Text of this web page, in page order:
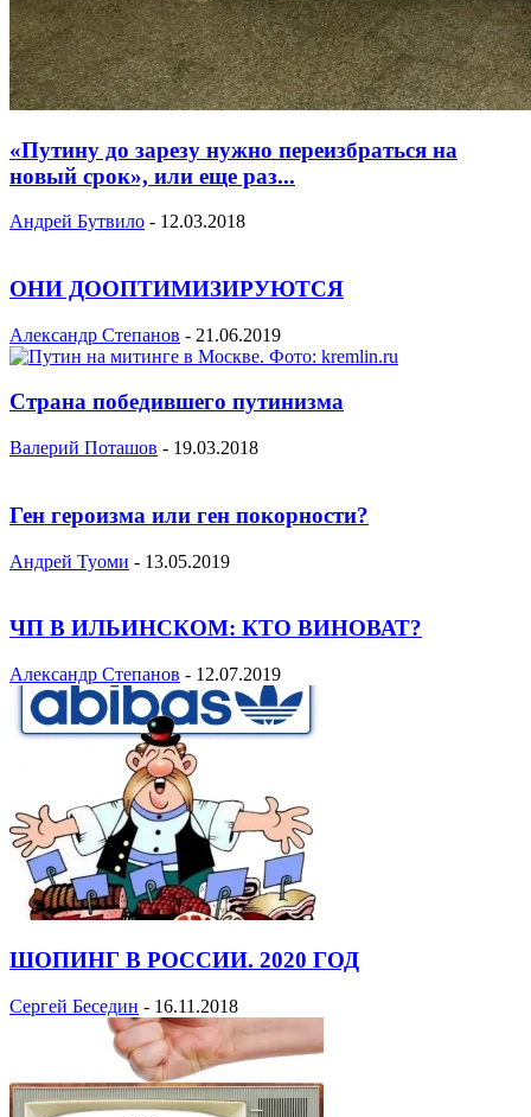
«Путину до зарезу нужно переизбраться на
новый срок», или еще раз...
Андрей Бутвило - 12.03.2018
ОНИ ДООПТИМИЗИРУЮТСЯ
Александр Степанов - 21.06.2019
Страна победившего путинизма
Валерий Поташов - 19.03.2018
Ген героизма или ген покорности?
Андрей Туоми - 13.05.2019
ЧП В ИЛЬИНСКОМ: КТО ВИНОВАТ?
Александр Степанов - 12.07.2019
ШОПИНГ В РОССИИ. 2020 ГОД
Сергей Беседин - 16.11.2018